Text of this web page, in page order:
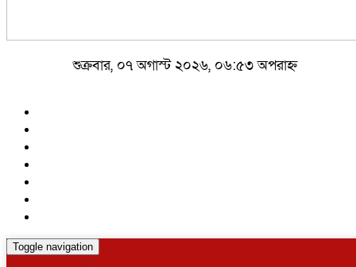
শুক্রবার, ০৭ অগাস্ট ২০২৬, ০৬:৫৩ অপরাহ্ন
Toggle navigation